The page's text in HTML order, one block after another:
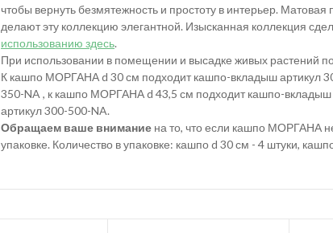
чтобы вернуть безмятежность и простоту в интерьер.
делают эту коллекцию элегантной. Изысканная коллекция
использованию здесь.
При использовании в помещении и высадке живых растений
К кашпо МОРГАНА d 30 см подходит кашпо-вкладыш артикул
350-NA , к кашпо МОРГАНА d 43,5 см подходит кашпо-
артикул 300-500-NA.
Обращаем ваше внимание на то, что если кашпо МОРГАНА
упаковке. Количество в упаковке: кашпо d 30 см - 4 штуки,